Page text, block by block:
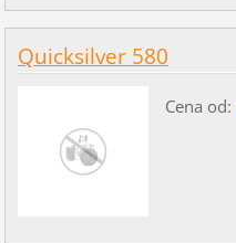
Quicksilver 580
Cena od: